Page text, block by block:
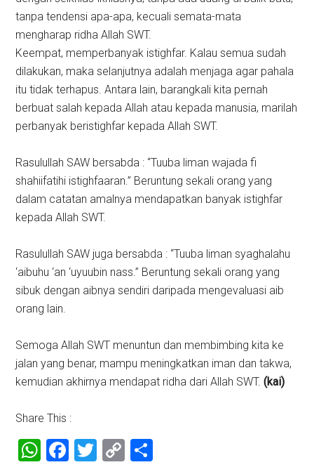
tanpa tendensi apa-apa, kecuali semata-mata
mengharap ridha Allah SWT.
Keempat, memperbanyak istighfar. Kalau semua sudah
dilakukan, maka selanjutnya adalah menjaga agar pahala
itu tidak terhapus. Antara lain, barangkali kita pernah
berbuat salah kepada Allah atau kepada manusia, marilah
perbanyak beristighfar kepada Allah SWT.
Rasulullah SAW bersabda : “Tuuba liman wajada fi
shahiifatihi istighfaaran.” Beruntung sekali orang yang
dalam catatan amalnya mendapatkan banyak istighfar
kepada Allah SWT.
Rasulullah SAW juga bersabda : “Tuuba liman syaghalahu
‘aibuhu ‘an ‘uyuubin nass.” Beruntung sekali orang yang
sibuk dengan aibnya sendiri daripada mengevaluasi aib
orang lain.
Semoga Allah SWT menuntun dan membimbing kita ke
jalan yang benar, mampu meningkatkan iman dan takwa,
kemudian akhirnya mendapat ridha dari Allah SWT.(kai)
Share This :
WhatsApp
Facebook
Twitter
Copy